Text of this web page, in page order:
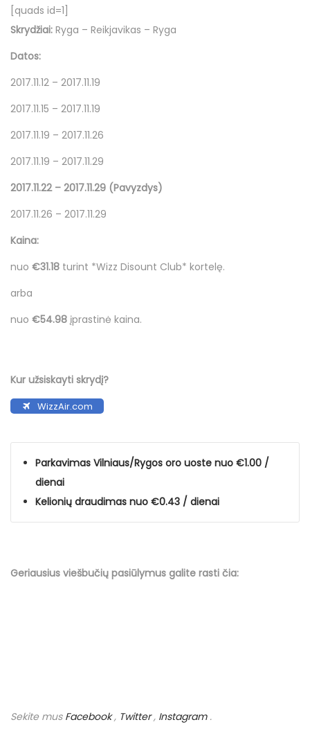
[quads id=1]
Skrydžiai: Ryga – Reikjavikas – Ryga
Datos:
2017.11.12 – 2017.11.19
2017.11.15 – 2017.11.19
2017.11.19 – 2017.11.26
2017.11.19 – 2017.11.29
2017.11.22 – 2017.11.29 (Pavyzdys)
2017.11.26 – 2017.11.29
Kaina:
nuo €31.18 turint *Wizz Disount Club* kortelę.
arba
nuo €54.98 įprastinė kaina.
Kur užsiskayti skrydį?
WizzAir.com
Parkavimas Vilniaus/Rygos oro uoste nuo €1.00 /
dienai
Kelionių draudimas nuo €0.43 / dienai
Geriausius viešbučių pasiūlymus galite rasti čia:
Sekite mus Facebook, Twitter, Instagram.